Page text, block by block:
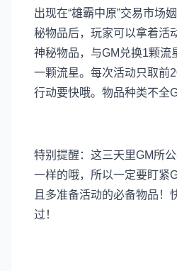
出现在“雄霸中原”交易市场
秘物品后，玩家可以拿着活
神秘物品，与GM兑换1颗流
一颗流星。每次活动只取前
行动要快哦。物品种类不全
特别提醒：这三天里GM所
一样的哦，所以一定要盯紧
且多准备活动的必备物品！
过！